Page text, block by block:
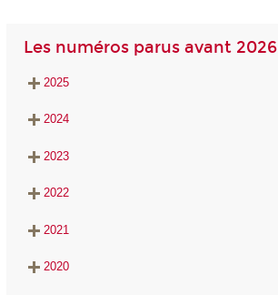
Les numéros parus avant 2026
2025
2024
2023
2022
2021
2020